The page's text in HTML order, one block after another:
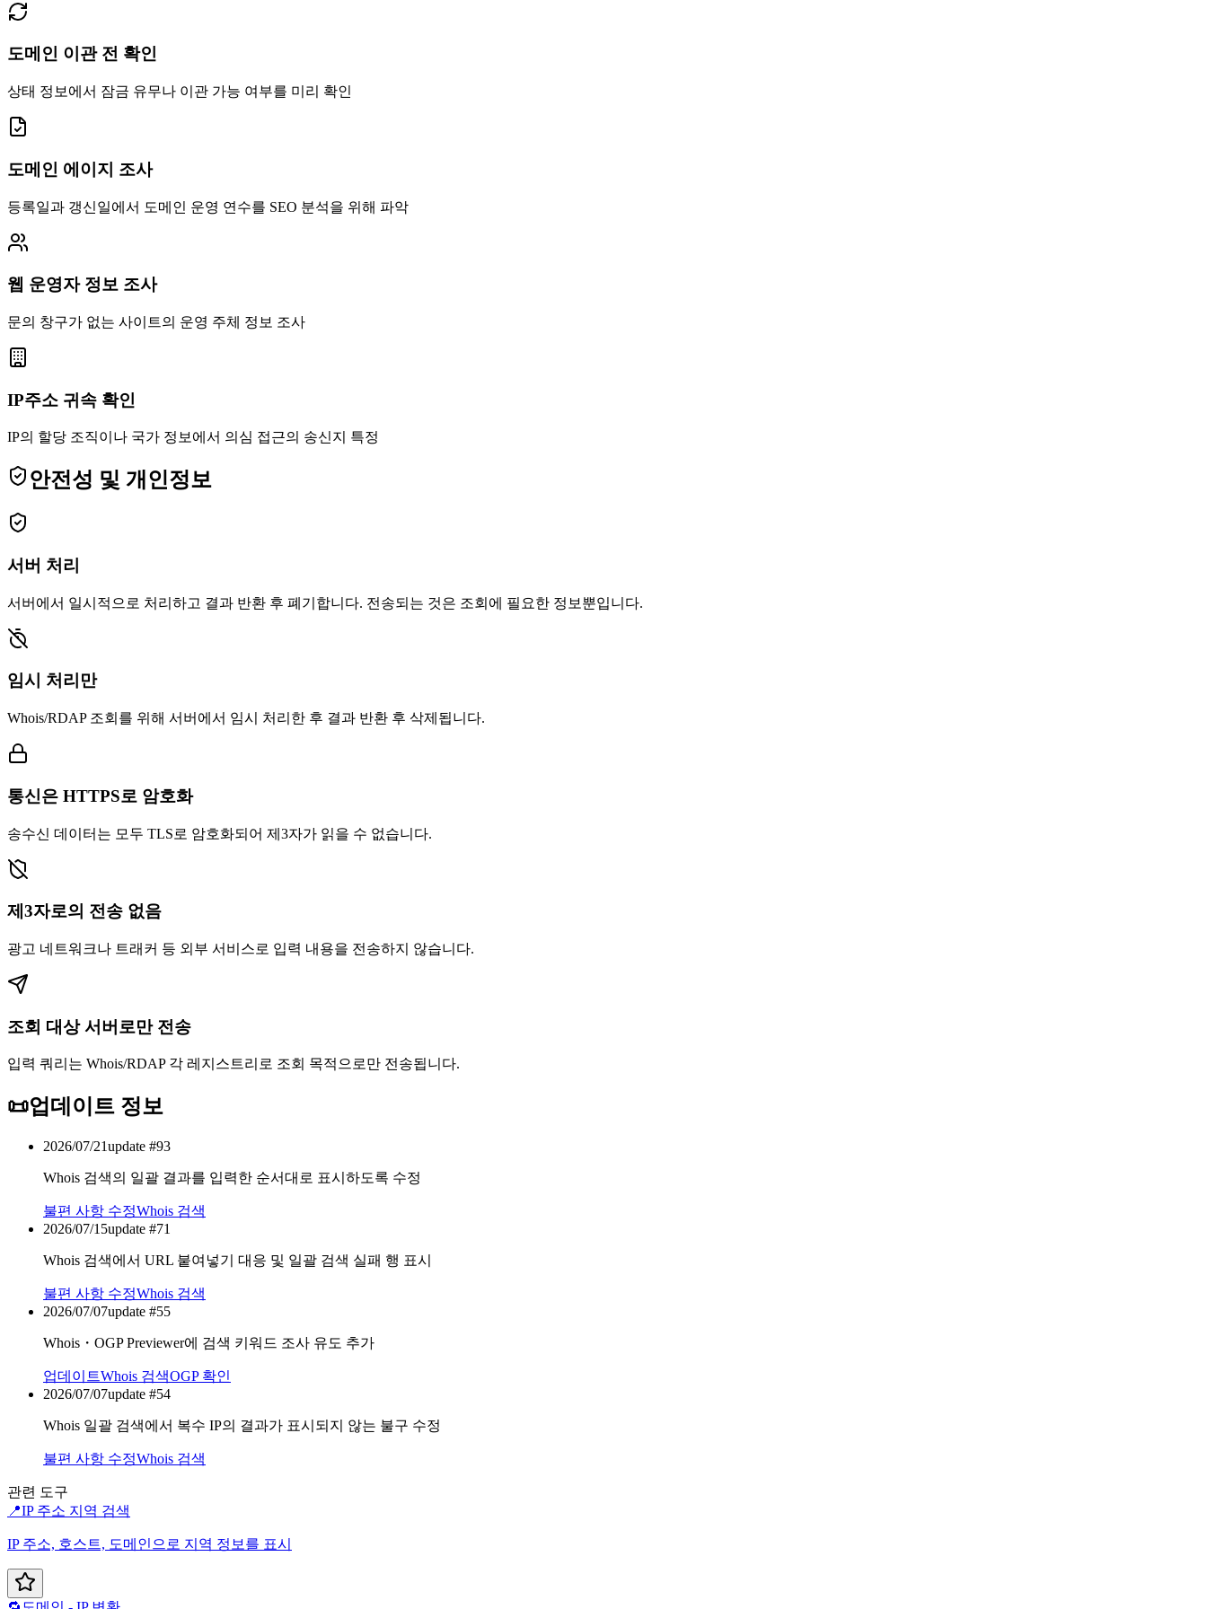
도메인 이관 전 확인
상태 정보에서 잠금 유무나 이관 가능 여부를 미리 확인
도메인 에이지 조사
등록일과 갱신일에서 도메인 운영 연수를 SEO 분석을 위해 파악
웹 운영자 정보 조사
문의 창구가 없는 사이트의 운영 주체 정보 조사
IP주소 귀속 확인
IP의 할당 조직이나 국가 정보에서 의심 접근의 송신지 특정
안전성 및 개인정보
서버 처리
서버에서 일시적으로 처리하고 결과 반환 후 폐기합니다. 전송되는 것은 조회에 필요한 정보뿐입니다.
임시 처리만
Whois/RDAP 조회를 위해 서버에서 임시 처리한 후 결과 반환 후 삭제됩니다.
통신은 HTTPS로 암호화
송수신 데이터는 모두 TLS로 암호화되어 제3자가 읽을 수 없습니다.
제3자로의 전송 없음
광고 네트워크나 트래커 등 외부 서비스로 입력 내용을 전송하지 않습니다.
조회 대상 서버로만 전송
입력 쿼리는 Whois/RDAP 각 레지스트리로 조회 목적으로만 전송됩니다.
📜업데이트 정보
2026/07/21update #93
Whois 검색의 일괄 결과를 입력한 순서대로 표시하도록 수정
불편 사항 수정Whois 검색
2026/07/15update #71
Whois 검색에서 URL 붙여넣기 대응 및 일괄 검색 실패 행 표시
불편 사항 수정Whois 검색
2026/07/07update #55
Whois・OGP Previewer에 검색 키워드 조사 유도 추가
업데이트Whois 검색OGP 확인
2026/07/07update #54
Whois 일괄 검색에서 복수 IP의 결과가 표시되지 않는 불구 수정
불편 사항 수정Whois 검색
관련 도구
📍IP 주소 지역 검색
IP 주소, 호스트, 도메인으로 지역 정보를 표시